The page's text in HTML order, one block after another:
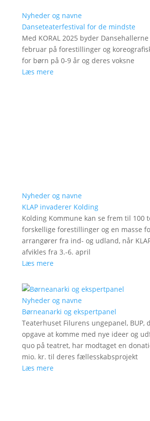
Nyheder og navne
Danseteaterfestival for de mindste
Med KORAL 2025 byder Dansehallerne
februar på forestillinger og
for børn på 0-9 år og deres voksne
Læs mere
Nyheder og navne
KLAP invaderer Kolding
Kolding Kommune kan se frem til 100
forskellige forestillinger og en masse
arrangører fra ind- og udland, når
afvikles fra 3.-6. april
Læs mere
Nyheder og navne
Børneanarki og ekspertpanel
Teaterhuset Filurens ungepanel, BUP,
opgave at komme med nye ideer og
quo på teatret, har modtaget en
mio. kr. til deres fællesskabsprojekt
Læs mere